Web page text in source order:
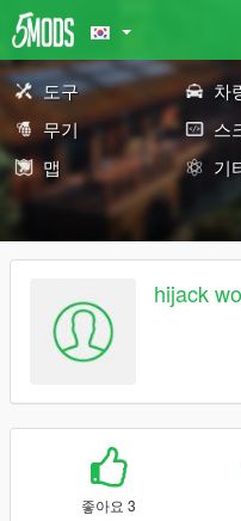
도구 차
무기
스
맵
기
hijack
좋아요 3